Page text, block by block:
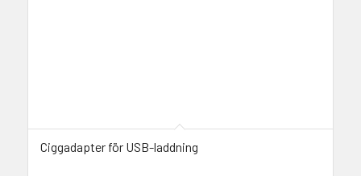
Ciggadapter för USB-laddning